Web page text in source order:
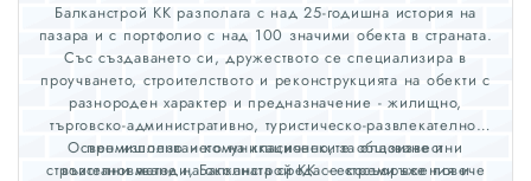
Балканстрой КК разполага с над 25-годишна история на
пазара и с портфолио с над 100 значими обекта в страната.
​Със създаването си, дружеството се специализира в
проучването, строителството и реконструкцията на обекти с
разнороден характер и предназначение - жилищно,
търговско-административно, туристическо-развлекателно,
промишлено и комуникационно, за опазване и
възстановяване на околната среда - екосъоръжения и
Освен използването на класическите общоизвестни
строителни методи, Балканстрой KK се стреми все повече